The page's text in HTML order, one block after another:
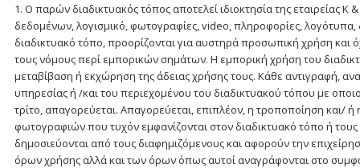
1. Ο παρών διαδικτυακός τόπος αποτελεί ιδιοκτησία της εταιρείας
δεδομένων, λογισμικό, φωτογραφίες, video, πληροφορίες, λογότυπα,
διαδικτυακό τόπο, προορίζονται για αυστηρά προσωπική χρήση και
τους νόμους περί εμπορικών σημάτων. Η εμπορική χρήση του
μεταβίβαση ή εκχώρηση της άδειας χρήσης τους. Κάθε αντιγραφή,
υπηρεσίας ή /και του περιεχομένου του διαδικτυακού τόπου με
τρίτο, απαγορεύεται. Απαγορεύεται, επιπλέον, η τροποποίηση και/
φωτογραφιών που τυχόν εμφανίζονται στον διαδικτυακό τόπο ή
δημοσιεύονται από τους διαφημιζόμενους και αφορούν την
όρων χρήσης αλλά και των όρων όπως αυτοί αναγράφονται στο